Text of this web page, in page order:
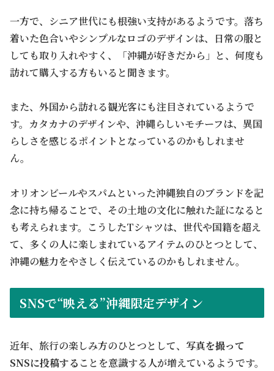
一方で、シニア世代にも根強い支持があるようです。落ち
着いた色合いやシンプルなロゴのデザインは、日常の服と
しても取り入れやすく、「沖縄が好きだから」と、何度も
訪れて購入する方もいると聞きます。
また、外国から訪れる観光客にも注目されているようで
す。カタカナのデザインや、沖縄らしいモチーフは、異国
らしさを感じるポイントとなっているのかもしれませ
ん。
オリオンビールやスパムといった沖縄独自のブランドを記
念に持ち帰ることで、その土地の文化に触れた証になると
も考えられます。こうしたTシャツは、世代や国籍を超え
て、多くの人に楽しまれているアイテムのひとつとして、
沖縄の魅力をやさしく伝えているのかもしれません。
SNSで“映える”沖縄限定デザイン
近年、旅行の楽しみ方のひとつとして、 写真を撮って
SNSに投稿する ことを意識する人が増えているようです。